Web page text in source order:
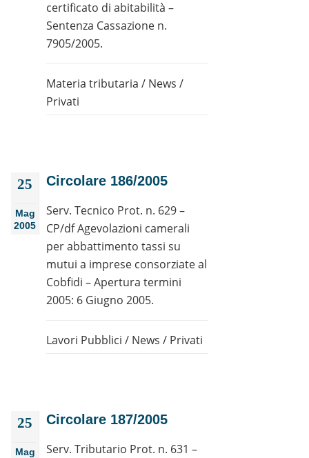
certificato di abitabilità –
Sentenza Cassazione n.
7905/2005.
Materia tributaria / News /
Privati
25
Mag
2005
Circolare 186/2005
Serv. Tecnico Prot. n. 629 –
CP/df Agevolazioni camerali
per abbattimento tassi su
mutui a imprese consorziate al
Cobfidi – Apertura termini
2005: 6 Giugno 2005.
Lavori Pubblici / News / Privati
25
Mag
Circolare 187/2005
Serv. Tributario Prot. n. 631 –